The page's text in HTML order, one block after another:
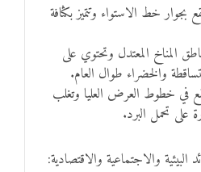
بجوار خط الاستواء وتتميز بكثافة
المناخ المعتدل وتحتوي على
والخضراء طوال العام.
في خطوط العرض العليا وتغلب
على تحمل البرد.
البيئية والاجتماعية والاقتصادية: